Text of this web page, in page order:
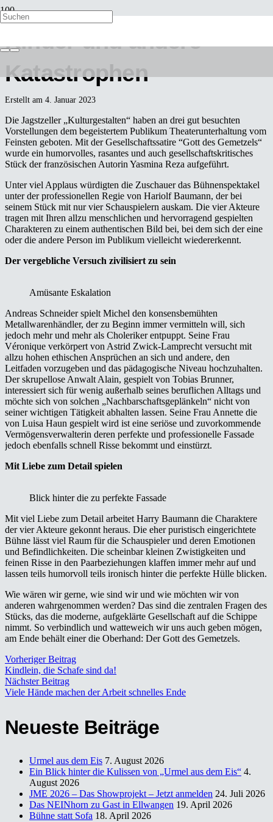
Kinder und andere
Katastrophen
Erstellt am 4. Januar 2023
Die Jagstzeller „Kulturgestalten“ haben an drei gut besuchten
Vorstellungen dem begeistertem Publikum Theaterunterhaltung vom
Feinsten geboten. Mit der Gesellschaftssatire “Gott des Gemetzels“
wurde ein humorvolles, rasantes und auch gesellschaftskritisches
Stück der französischen Autorin Yasmina Reza aufgeführt.
Unter viel Applaus würdigten die Zuschauer das Bühnenspektakel
unter der professionellen Regie von Hariolf Baumann, der bei
seinem Stück mit nur vier Schauspielern auskam. Die vier Akteure
tragen mit Ihren allzu menschlichen und hervorragend gespielten
Charakteren zu einem authentischen Bild bei, bei dem sich der eine
oder die andere Person im Publikum vielleicht wiedererkennt.
Der vergebliche Versuch zivilisiert zu sein
Amüsante Eskalation
Andreas Schneider spielt Michel den konsensbemühten
Metallwarenhändler, der zu Beginn immer vermitteln will, sich
jedoch mehr und mehr als Choleriker entpuppt. Seine Frau
Véronique verkörpert von Astrid Zwick-Lamprecht versucht mit
allzu hohen ethischen Ansprüchen an sich und andere, den
Leitfaden vorzugeben und das pädagogische Niveau hochzuhalten.
Der skrupellose Anwalt Alain, gespielt von Tobias Brunner,
interessiert sich für wenig außerhalb seines beruflichen Alltags und
möchte sich von solchen „Nachbarschaftsgeplänkeln“ nicht von
seiner wichtigen Tätigkeit abhalten lassen. Seine Frau Annette die
von Luisa Haun gespielt wird ist eine seriöse und zuvorkommende
Vermögensverwalterin deren perfekte und professionelle Fassade
jedoch ebenfalls schnell Risse bekommt und einstürzt.
Mit Liebe zum Detail spielen
Blick hinter die zu perfekte Fassade
Mit viel Liebe zum Detail arbeitet Harry Baumann die Charaktere
der vier Akteure gekonnt heraus. Die eher puristisch eingerichtete
Bühne lässt viel Raum für die Schauspieler und deren Emotionen
und Befindlichkeiten. Die scheinbar kleinen Zwistigkeiten und
feinen Risse in den Paarbeziehungen klaffen immer mehr auf und
lassen teils humorvoll teils ironisch hinter die perfekte Hülle blicken.
Wie wären wir gerne, wie sind wir und wie möchten wir von
anderen wahrgenommen werden? Das sind die zentralen Fragen des
Stücks, das die moderne, aufgeklärte Gesellschaft auf die Schippe
nimmt. So verbindlich und watteweich wir uns auch geben mögen,
am Ende behält einer die Oberhand: Der Gott des Gemetzels.
Vorheriger Beitrag
Kindlein, die Schafe sind da!
Nächster Beitrag
Viele Hände machen der Arbeit schnelles Ende
Neueste Beiträge
Urmel aus dem Eis 7. August 2026
Ein Blick hinter die Kulissen von „Urmel aus dem Eis“ 4.
August 2026
JME 2026 – Das Showprojekt – Jetzt anmelden 24. Juli 2026
Das NEINhorn zu Gast in Ellwangen 19. April 2026
Bühne statt Sofa 18. April 2026